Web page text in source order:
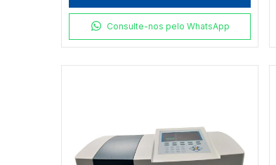
Consulte-nos pelo WhatsApp